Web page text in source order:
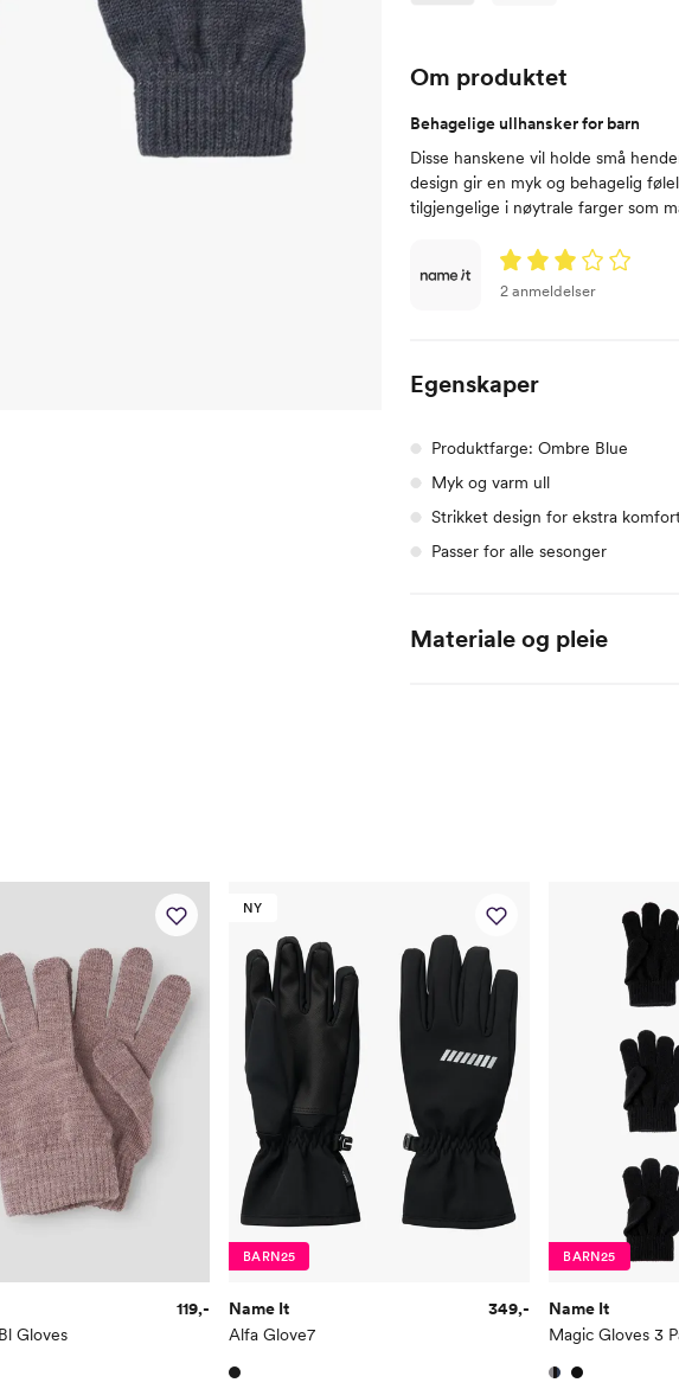
Om produktet
Behagelige ullhansker for barn
Disse hanskene vil holde små
design gir en myk og behagelig
tilgjengelige i nøytrale farger som
2 anmeldelser
Egenskaper
Produktfarge: Ombre Blue
Myk og varm ull
Strikket design for ekstra
Passer for alle sesonger
Materiale og pleie
Gloves
119,-
NY
BARN25
Name It
Alfa Glove7
349,-
BARN25
Name It
Magic Gloves 3